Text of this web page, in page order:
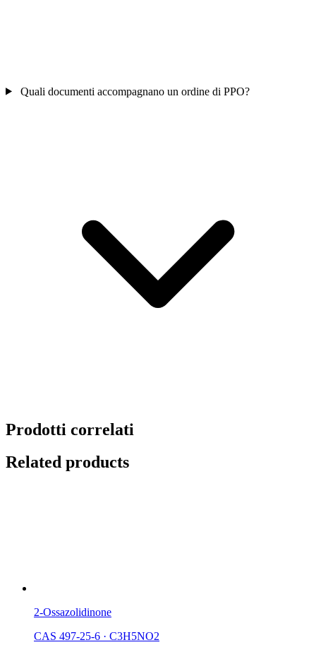
Quali documenti accompagnano un ordine di PPO?
Prodotti correlati
Related products
2-Ossazolidinone
CAS 497-25-6 · C3H5NO2